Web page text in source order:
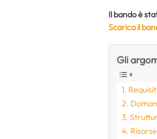
Il bando è
Scarica il
Gli